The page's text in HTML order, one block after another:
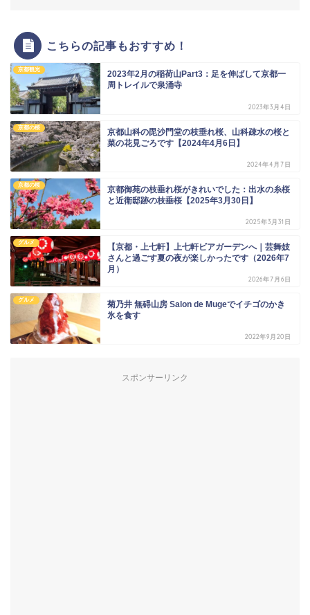
こちらの記事もおすすめ！
京都観光
2023年2月の稲荷山Part3：足を伸ばして京都一
周トレイルで泉涌寺
2023年3月4日
京都の桜
京都山科の毘沙門堂の枝垂れ桜、山科疎水の桜と
菜の花見ごろです【2024年4月6日】
2024年4月7日
京都の桜
京都御苑の枝垂れ桜がきれいでした：出水の糸桜
と近衛邸跡の枝垂桜【2025年3月30日】
2025年3月31日
グルメ
【京都・上七軒】上七軒ビアガーデンへ｜芸舞妓
さんと過ごす夏の夜が楽しかったです（2026年7
月）
2026年7月6日
グルメ
菊乃井 無碍山房 Salon de Mugeでイチゴのかき
氷を食す
2022年9月20日
スポンサーリンク